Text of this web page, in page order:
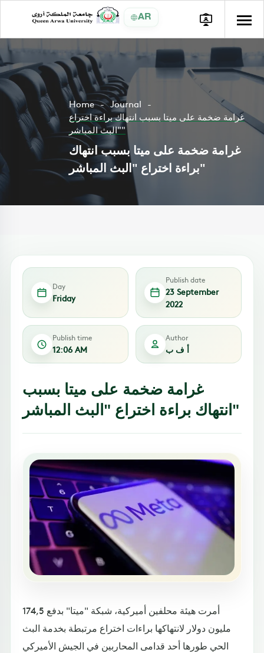
AR
Home
Journal
غرامة ضخمة على ميتا بسبب انتهاك براءة اختراع
"البث المباشر"
غرامة ضخمة على ميتا بسبب انتهاك
براءة اختراع "البث المباشر"
Day
Friday
Publish date
23 September
2022
Publish time
12:06 AM
Author
أ ف ب
غرامة ضخمة على ميتا بسبب
انتهاك براءة اختراع "البث المباشر"
أمرت هيئة محلفين أميركية، شبكة "ميتا" بدفع 174,5
مليون دولار لانتهاكها براءات اختراع مرتبطة بخدمة البث
الحي طورها أحد قدامى المحاربين في الجيش الأميركي